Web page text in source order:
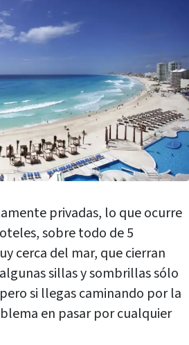
privadas, lo que ocurre
sobre todo de 5
cerca del mar, que cierran
sillas y sombrillas sólo
si llegas caminando por la
en pasar por cualquier